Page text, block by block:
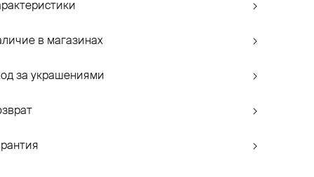
в магазинах
за украшениями